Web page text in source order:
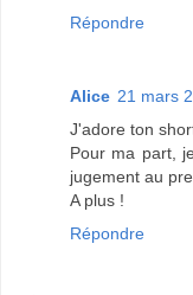
Répondre
Alice 21 mars
J'adore ton
Pour ma part,
jugement au
A plus !
Répondre